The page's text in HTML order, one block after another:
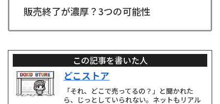
販売終了が濃厚？3つの可能性
この記事を書いた人
どこストア
「それ、どこで売ってるの？」と聞かれた
ら、じっとしていられない。ネットもリアル